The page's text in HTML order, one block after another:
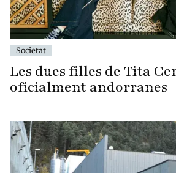
Societat
Les dues filles de Tita
oficialment andorranes